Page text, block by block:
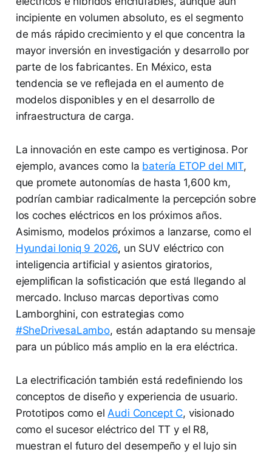
incipiente en volumen absoluto, es el segmento
de más rápido crecimiento y el que concentra la
mayor inversión en investigación y desarrollo por
parte de los fabricantes. En México, esta
tendencia se ve reflejada en el aumento de
modelos disponibles y en el desarrollo de
infraestructura de carga.
La innovación en este campo es vertiginosa. Por
ejemplo, avances como la batería ETOP del MIT,
que promete autonomías de hasta 1,600 km,
podrían cambiar radicalmente la percepción sobre
los coches eléctricos en los próximos años.
Asimismo, modelos próximos a lanzarse, como el
Hyundai Ioniq 9 2026, un SUV eléctrico con
inteligencia artificial y asientos giratorios,
ejemplifican la sofisticación que está llegando al
mercado. Incluso marcas deportivas como
Lamborghini, con estrategias como
#SheDrivesaLambo, están adaptando su mensaje
para un público más amplio en la era eléctrica.
La electrificación también está redefiniendo los
conceptos de diseño y experiencia de usuario.
Prototipos como el Audi Concept C, visionado
como el sucesor eléctrico del TT y el R8,
muestran el futuro del desempeño y el lujo sin